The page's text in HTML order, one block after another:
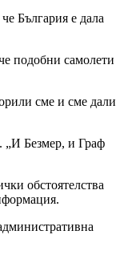
България е дала
подобни самолети
сме и сме дали
„И Безмер, и Граф
обстоятелства